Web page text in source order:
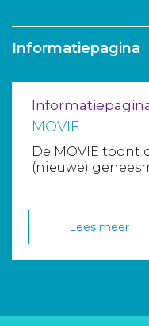
Informatiepagina
MOVIE
De MOVIE toont
(nieuwe)
Lees meer